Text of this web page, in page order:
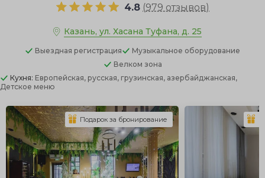
4.8 (979 отзывов)
Казань, ул. Хасана Туфана, д. 25
Выездная регистрация
Музыкальное оборудование
Велком зона
Кухня: Европейская, русская, грузинская, азербайджанская,
Детское меню
Подарок за бронирование